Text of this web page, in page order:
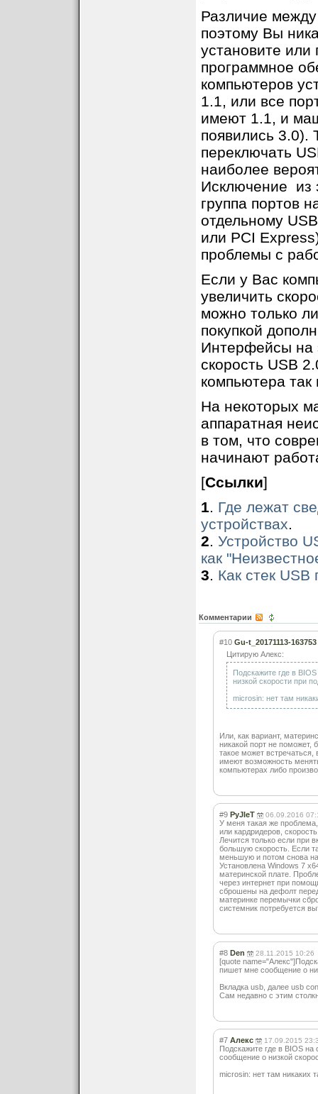
Различие
поэтому Вы
установите или
программное
компьютеров
1.1, или все
имеют 1.1, и
появились 3.0).
переключать
наиболее
Исключение из
группа портов
отдельному
или PCI
проблемы с
Если у Вас
увеличить
можно только
покупкой
Интерфейсы на
скорость USB
компьютера так
На некоторых
аппаратная
в том, что
начинают
[Ссылки]
1. Где лежат
устройствах.
2. Устройство
как
3. Как стек
Комментарии
#10 Gu-t_20171113-163753
Цитирую Алекс:
Подскажите где в
низкой скорости при
microsin: нет там
Или, как вариант,
никакой порт не поможет,
такое может
имеют возможность
компьютерах либо
#9 PyJIeT 06.09.2016
У меня такая же
или кардридеров,
Лечится только если при
большую скорость. Если
меньшую и потом снова на
Установлена Windows 7
материнской плате.
через интернет при
сброшены на дефолт
материнке перемычки
системник потребуется
#8 Den 28.11.2015 10:26
[quote
пишет мне сообщение о
Вкладка usb, далее usb
Сам недавно с этим
#7 Алекс 17.09.2015
Подскажите где в BIOS
сообщение о низкой
microsin: нет там никаких